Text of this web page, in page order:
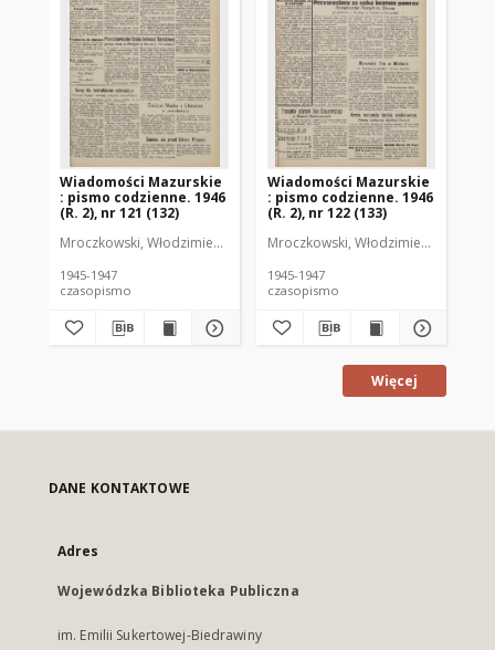
Wiadomości Mazurskie
: pismo codzienne. 1946
(R. 2), nr 121 (132)
Mroczkowski, Włodzimierz (1902-1971). Redaktor
1945-1947
czasopismo
Wiadomości Mazurskie
: pismo codzienne. 1946
(R. 2), nr 122 (133)
Mroczkowski, Włodzimierz (1902-
1945-1947
czasopismo
Więcej
DANE KONTAKTOWE
Adres
Wojewódzka Biblioteka Publiczna
im. Emilii Sukertowej-Biedrawiny